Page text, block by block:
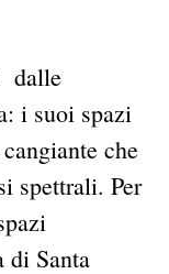
dalle
i suoi spazi
che
spettrali. Per
di Santa